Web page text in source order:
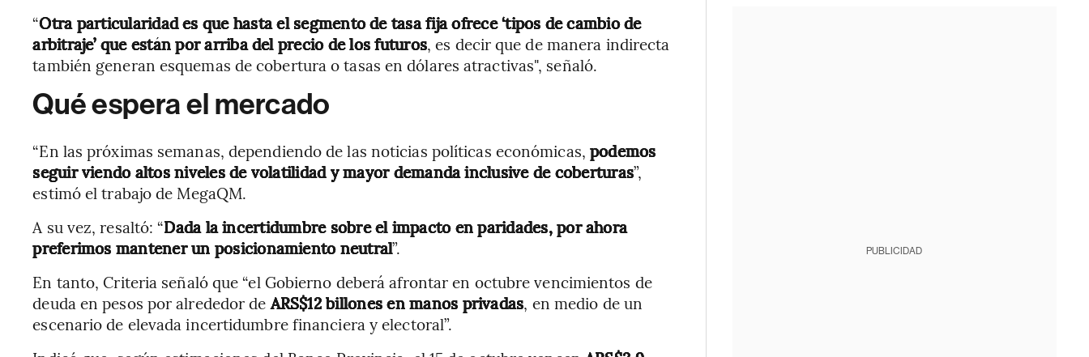
“Otra particularidad es que hasta el segmento de tasa fija ofrece ‘tipos de cambio de
arbitraje’ que están por arriba del precio de los futuros, es decir que de manera indirecta
también generan esquemas de cobertura o tasas en dólares atractivas", señaló.
Qué espera el mercado
“En las próximas semanas, dependiendo de las noticias políticas económicas, podemos
seguir viendo altos niveles de volatilidad y mayor demanda inclusive de coberturas”,
estimó el trabajo de MegaQM.
A su vez, resaltó: “Dada la incertidumbre sobre el impacto en paridades, por ahora
preferimos mantener un posicionamiento neutral”.
En tanto, Criteria señaló que “el Gobierno deberá afrontar en octubre vencimientos de
deuda en pesos por alrededor deARS$12 billones en manos privadas, en medio de un
escenario de elevada incertidumbre financiera y electoral”.
PUBLICIDAD